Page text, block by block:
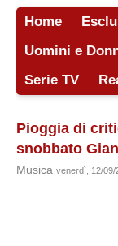
Home
Uomini e
Serie TV
Pioggia di
snobbato
Musica venerdì, 12/09/